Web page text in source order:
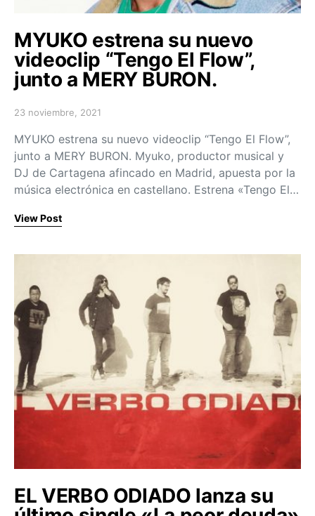
MYUKO estrena su nuevo
videoclip “Tengo El Flow”,
junto a MERY BURON.
Posted on
23 noviembre, 2021
MYUKO estrena su nuevo videoclip “Tengo El Flow”,
junto a MERY BURON. Myuko, productor musical y
DJ de Cartagena afincado en Madrid, apuesta por la
música electrónica en castellano. Estrena «Tengo El…
View Post
EL VERBO ODIADO lanza su